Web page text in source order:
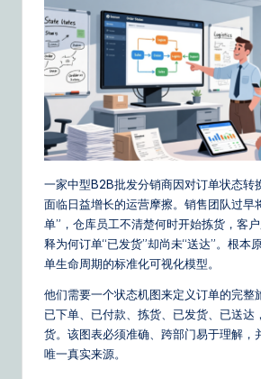
A
&
S
o
ft
w
o
一家中型B2B批发分销商因对订单状态转
面临日益增长的运营摩擦。销售团队过早
单”，仓库员工不清楚何时开始拣货，客
释为何订单“已发货”却尚未“送达”。根本
单生命周期的标准化可视化模型。
他们需要一个状态机图来定义订单的完整
已下单、已付款、拣货、已发货、已送达
货。该图表必须准确、跨部门易于理解，
唯一真实来源。